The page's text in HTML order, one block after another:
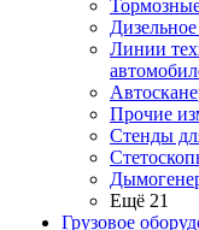
Линии
Прочие
Стенды
Ещё 21
Грузовое